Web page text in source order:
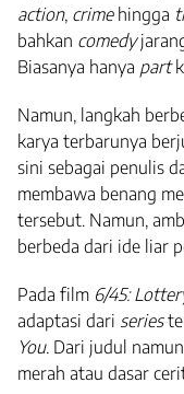
action, crimehingga
bahkan comedy
Biasanya hanya part
Namun, langkah
karya terbarunya
sini sebagai penulis
membawa benang
tersebut. Namun,
berbeda dari ide liar
Pada film 6/45:
adaptasi dari series
You. Dari judul
merah atau dasar